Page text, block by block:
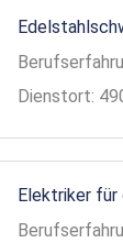
Dienstort:
Elektriker